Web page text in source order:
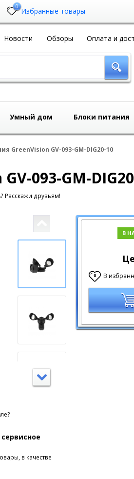
0 Избранные товары
Новости Обзоры Оплата и
Умный дом Блоки питания
GreenVision GV-093-GM-DIG20-10
093-GM-
Расскажи друзьям!
В
0 В
в качестве